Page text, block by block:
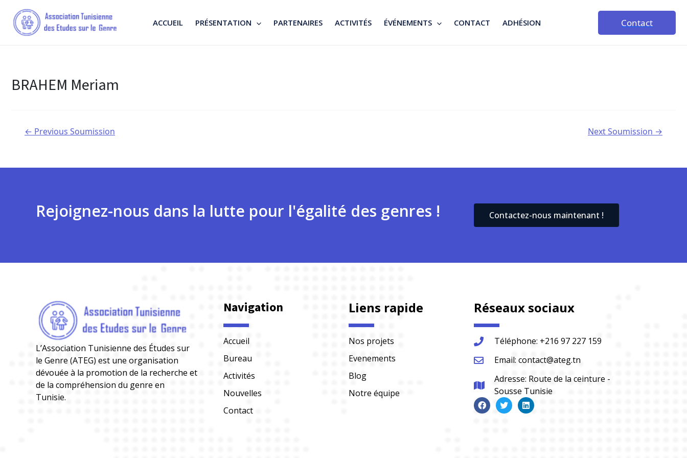
ACCUEIL PRÉSENTATION PARTENAIRES ACTIVITÉS ÉVÉNEMENTS CONTACT ADHÉSION Contact
BRAHEM Meriam
← Previous Soumission Next Soumission →
Rejoignez-nous dans la lutte pour l'égalité des genres ! Contactez-nous maintenant !
L’Association Tunisienne des Études sur
le Genre (ATEG) est une organisation
dévouée à la promotion de la recherche et
de la compréhension du genre en
Tunisie.
Navigation
Accueil
Bureau
Activités
Nouvelles
Contact
Liens rapide
Nos projets
Evenements
Blog
Notre équipe
Réseaux sociaux
Téléphone: +216 97 227 159
Email: contact@ateg.tn
Adresse: Route de la ceinture -
Sousse Tunisie